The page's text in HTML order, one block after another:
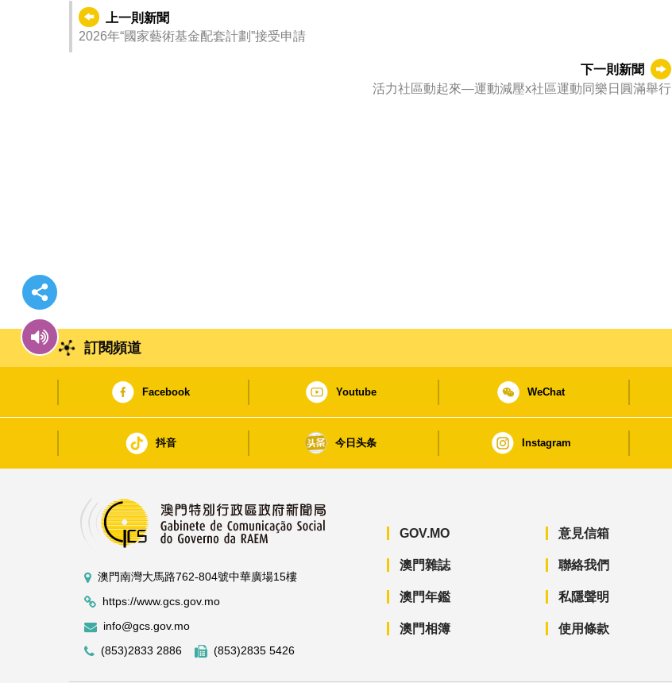
上一則新聞
2026年“國家藝術基金配套計劃”接受申請
下一則新聞
活力社區動起來—運動減壓x社區運動同樂日圓滿舉行
訂閱頻道
Facebook Youtube WeChat
抖音 今日头条 Instagram
澳門南灣大馬路762-804號中華廣場15樓
https://www.gcs.gov.mo
info@gcs.gov.mo
(853)2833 2886
(853)2835 5426
GOV.MO
澳門雜誌
澳門年鑑
澳門相簿
意見信箱
聯絡我們
私隱聲明
使用條款